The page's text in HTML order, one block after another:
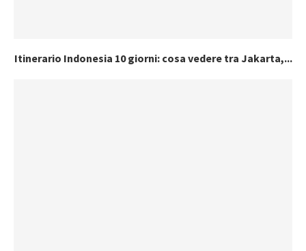
Itinerario Indonesia 10 giorni: cosa vedere tra Jakarta,...